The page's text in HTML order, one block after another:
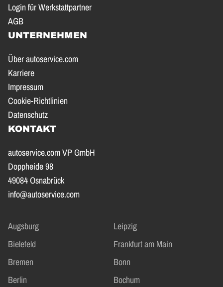
Login für Werkstattpartner
AGB
UNTERNEHMEN
Über autoservice.com
Karriere
Impressum
Cookie-Richtlinien
Datenschutz
KONTAKT
autoservice.com VP GmbH
Doppheide 98
49084 Osnabrück
info@autoservice.com
Augsburg
Leipzig
Bielefeld
Frankfurt am Main
Bremen
Bonn
Berlin
Bochum